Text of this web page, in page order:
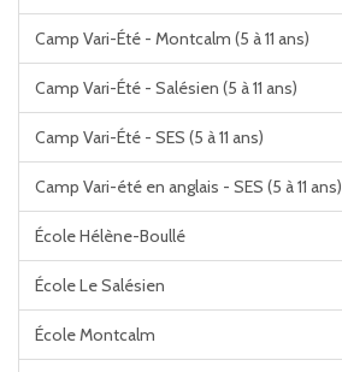
Camp Vari-Été - Montcalm (5 à 11 ans)
Camp Vari-Été - Salésien (5 à 11 ans)
Camp Vari-Été - SES (5 à 11 ans)
Camp Vari-été en anglais - SES (5 à 11 ans)
École Hélène-Boullé
École Le Salésien
École Montcalm